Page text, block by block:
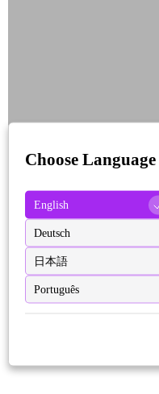
Choose Language
English
Deutsch
日本語
Português